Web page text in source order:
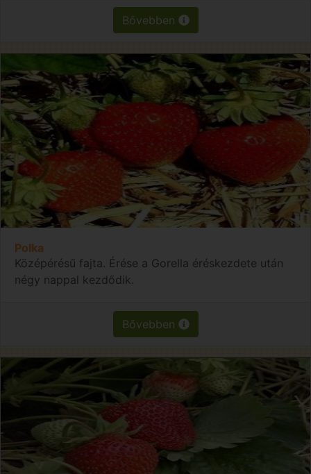
Bővebben
Polka
Középérésű fajta. Érése a Gorella éréskezdete után
négy nappal kezdődik.
Bővebben